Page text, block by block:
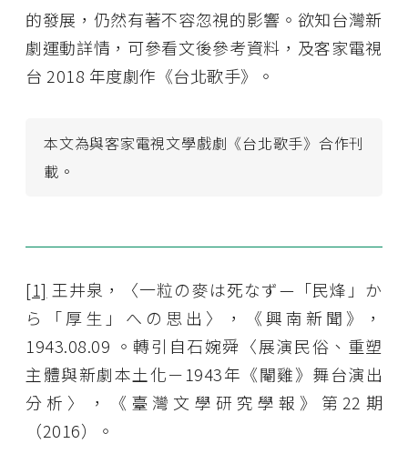
的發展，仍然有著不容忽視的影響。欲知台灣新
劇運動詳情，可參看文後參考資料，及客家電視
台 2018 年度劇作《台北歌手》。
本文為與客家電視文學戲劇《台北歌手》合作刊
載。
[1] 王井泉，〈一粒の麥は死なず—「民烽」か
ら「厚生」への思出〉，《興南新聞》，
1943.08.09 。轉引自石婉舜〈展演民俗、重塑
主體與新劇本土化－1943年《閹雞》舞台演出
分析〉，《臺灣文學研究學報》第22期
（2016）。